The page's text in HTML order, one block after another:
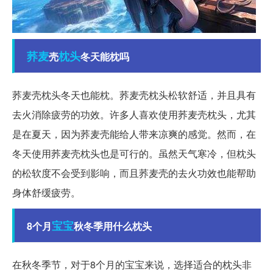
荞麦壳枕头冬天能枕吗
荞麦壳枕头冬天也能枕。荞麦壳枕头松软舒适，并且具有
去火消除疲劳的功效。许多人喜欢使用荞麦壳枕头，尤其
是在夏天，因为荞麦壳能给人带来凉爽的感觉。然而，在
冬天使用荞麦壳枕头也是可行的。虽然天气寒冷，但枕头
的松软度不会受到影响，而且荞麦壳的去火功效也能帮助
身体舒缓疲劳。
8个月宝宝秋冬季用什么枕头
在秋冬季节，对于8个月的宝宝来说，选择适合的枕头非